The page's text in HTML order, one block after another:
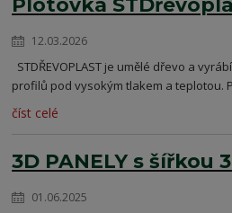
Plotovka
12.03.2026
STDŘEVOPLAST je umělé dřevo a
profilů pod vysokým tlakem a teplotou.
číst celé
3D PANELY s šířkou
01.06.2025